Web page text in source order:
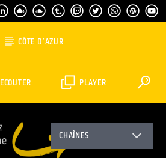
CÔTE D’AZUR
PLAYER
ECOUTER
CHAÎNES